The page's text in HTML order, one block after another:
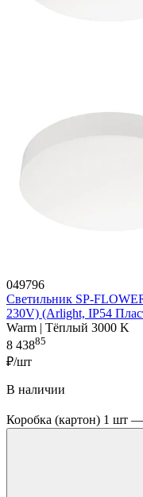
049796
Светильник SP-
230V) (Arlight, IP54
Warm | Тёплый 3000 K
8 43885
₽/шт
В наличии
Коробка (картон) 1 шт —